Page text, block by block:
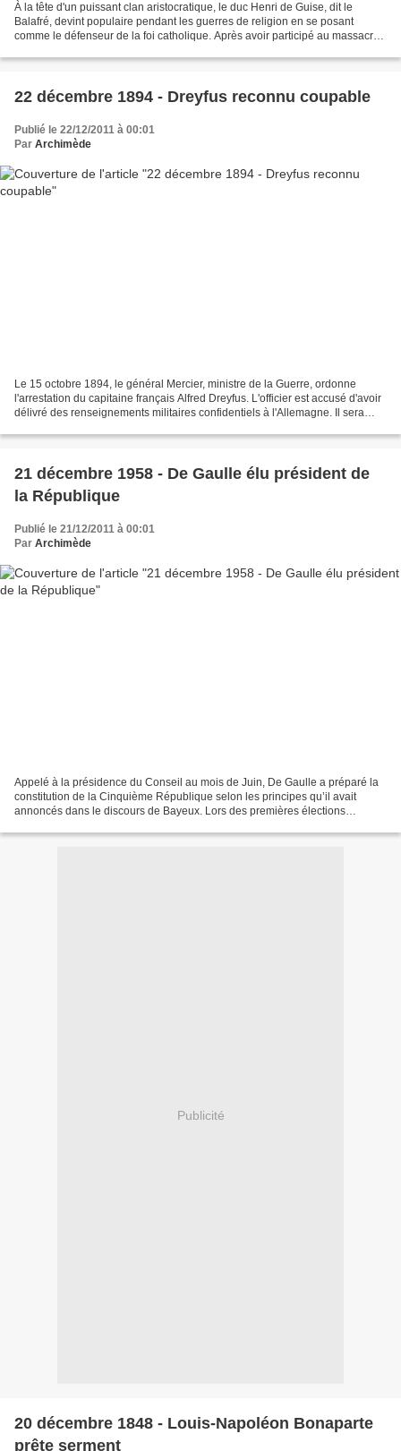
À la tête d'un puissant clan aristocratique, le duc Henri de Guise, dit le
Balafré, devint populaire pendant les guerres de religion en se posant
comme le défenseur de la foi catholique. Après avoir participé au massacre
22 décembre 1894 - Dreyfus reconnu coupable
Publié le 22/12/2011 à 00:01
Par Archimède
Le 15 octobre 1894, le général Mercier, ministre de la Guerre, ordonne
l'arrestation du capitaine français Alfred Dreyfus. L'officier est accusé d'avoir
délivré des renseignements militaires confidentiels à l'Allemagne. Il sera
21 décembre 1958 - De Gaulle élu président de
la République
Publié le 21/12/2011 à 00:01
Par Archimède
Appelé à la présidence du Conseil au mois de Juin, De Gaulle a préparé la
constitution de la Cinquième République selon les principes qu’il avait
annoncés dans le discours de Bayeux. Lors des premières élections
Publicité
20 décembre 1848 - Louis-Napoléon Bonaparte
prête serment